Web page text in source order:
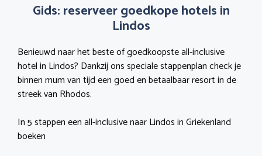
Gids: reserveer goedkope hotels in
Lindos
Benieuwd naar het beste of goedkoopste all-inclusive
hotel in Lindos? Dankzij ons speciale stappenplan check je
binnen mum van tijd een goed en betaalbaar resort in de
streek van Rhodos.
In 5 stappen een all-inclusive naar Lindos in Griekenland
boeken